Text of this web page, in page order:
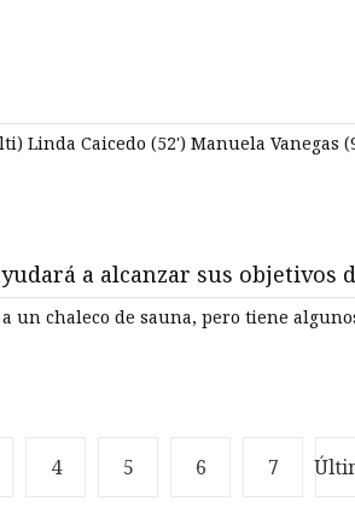
Linda Caicedo (52') Manuela Vanegas
a alcanzar sus objetivos
año
un chaleco de sauna, pero tiene
4 5 6 7